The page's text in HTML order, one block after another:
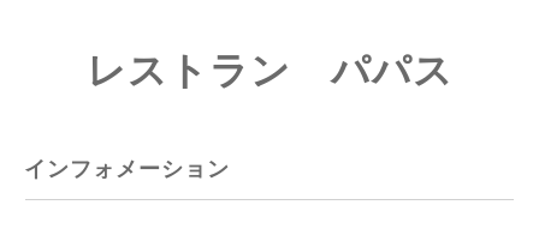
レストラン パパス
インフォメーション